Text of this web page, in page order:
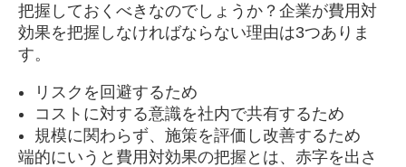
把握しておくべきなのでしょうか？企業が費用対
効果を把握しなければならない理由は3つありま
す。
リスクを回避するため
コストに対する意識を社内で共有するため
規模に関わらず、施策を評価し改善するため
端的にいうと費用対効果の把握とは、赤字を出さ